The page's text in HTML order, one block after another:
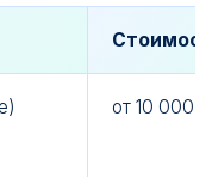
от 10 000 ₽